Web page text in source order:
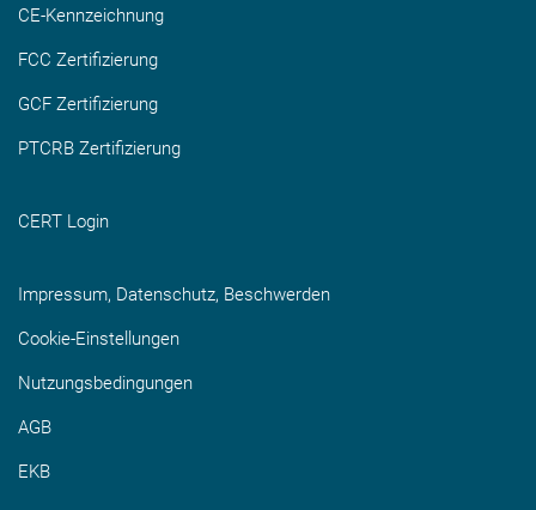
CE-Kennzeichnung
FCC Zertifizierung
GCF Zertifizierung
PTCRB Zertifizierung
CERT Login
Impressum, Datenschutz, Beschwerden
Cookie-Einstellungen
Nutzungsbedingungen
AGB
EKB